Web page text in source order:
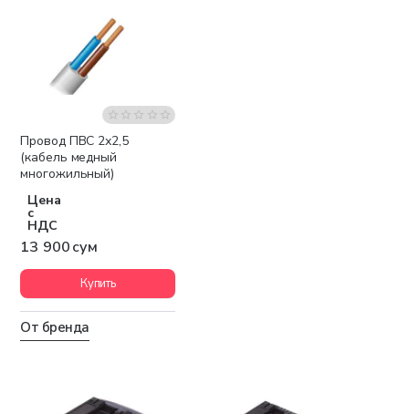
Бестселлер
Провод ПВС 2х2,5
(кабель медный
многожильный)
Цена
с
НДС
13 900 сум
Купить
От бренда